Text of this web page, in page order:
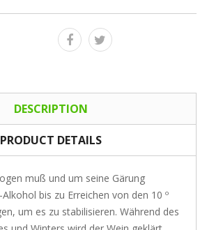
DESCRIPTION
PRODUCT DETAILS
muß und um seine Gärung
bis zu Erreichen von den 10 º
um es zu stabilisieren. Während des